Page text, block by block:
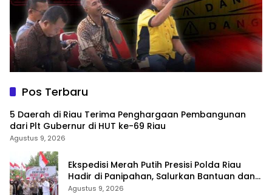
Pos Terbaru
5 Daerah di Riau Terima Penghargaan Pembangunan
dari Plt Gubernur di HUT ke-69 Riau
Agustus 9, 2026
Ekspedisi Merah Putih Presisi Polda Riau
Hadir di Panipahan, Salurkan Bantuan dan
Layanan Kesehatan
Agustus 9, 2026